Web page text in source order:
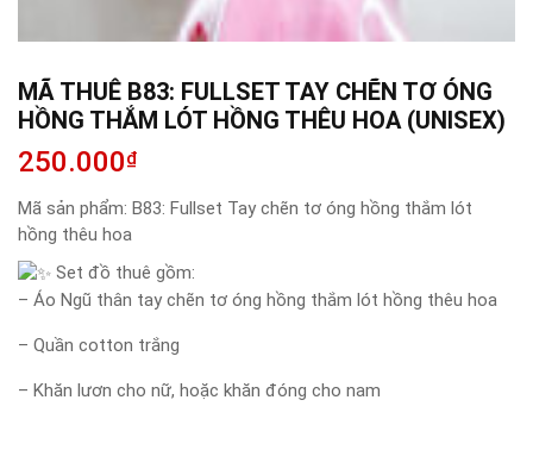
MÃ THUÊ B83: FULLSET TAY CHẼN TƠ ÓNG
HỒNG THẮM LÓT HỒNG THÊU HOA (UNISEX)
250.000₫
Mã sản phẩm: B83: Fullset Tay chẽn tơ óng hồng thắm lót
hồng thêu hoa
Set đồ thuê gồm:
– Áo Ngũ thân tay chẽn tơ óng hồng thắm lót hồng thêu hoa
– Quần cotton trắng
– Khăn lươn cho nữ, hoặc khăn đóng cho nam